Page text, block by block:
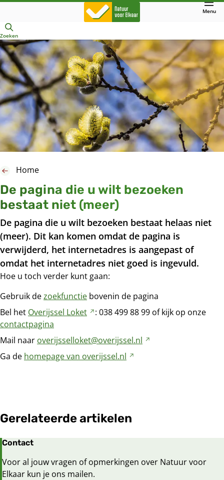
hoofdinhoud
Menu
Zoeken
De pagina die u wilt bezoeken
bestaat niet (meer)
Home
De pagina die u wilt bezoeken bestaat helaas niet
(meer). Dit kan komen omdat de pagina is
verwijderd, het internetadres is aangepast of
omdat het internetadres niet goed is ingevuld.
Hoe u toch verder kunt gaan:
Gebruik dezoekfunctie bovenin de pagina
Bel het Overijssel Loket
Verwijst
een
andere
website
: 0384998899 of kijk op onze
contactpagina
Mail naar overijsselloket@overijssel.nl
Ga de homepage van overijssel.nl
Gerelateerde artikelen
Contact
Voor al jouw vragen of opmerkingen over Natuur voor
Elkaar kun je ons mailen.